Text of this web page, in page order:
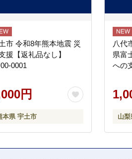
市 令和8年熊本地震 災
援【返礼品なし】
0001
円
本県 宇土市
八代
県富
への
山